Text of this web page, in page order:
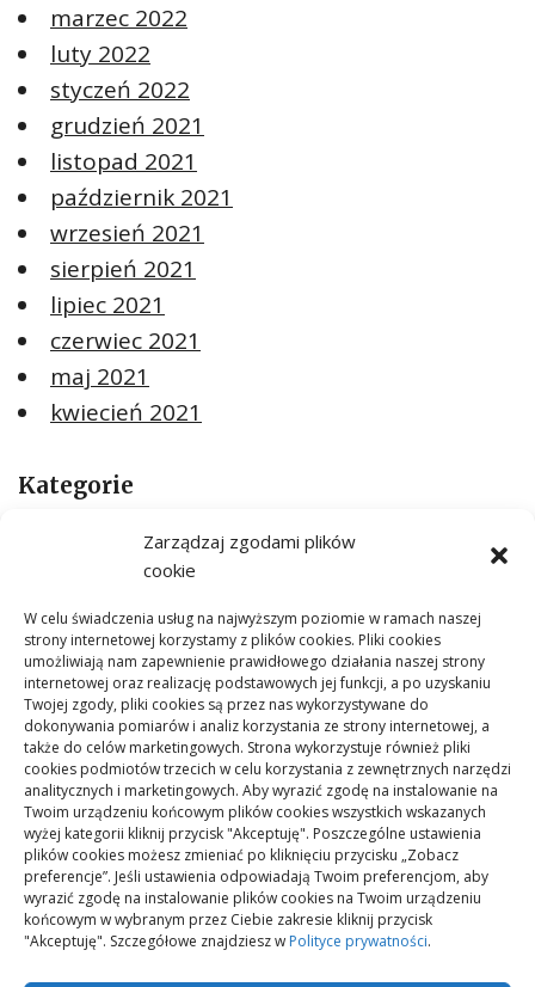
Zarządzaj zgodami plików
cookie
W celu świadczenia usług na najwyższym poziomie w ramach naszej
strony internetowej korzystamy z plików cookies. Pliki cookies
umożliwiają nam zapewnienie prawidłowego działania naszej strony
internetowej oraz realizację podstawowych jej funkcji, a po uzyskaniu
Twojej zgody, pliki cookies są przez nas wykorzystywane do
dokonywania pomiarów i analiz korzystania ze strony internetowej, a
także do celów marketingowych. Strona wykorzystuje również pliki
cookies podmiotów trzecich w celu korzystania z zewnętrznych narzędzi
analitycznych i marketingowych. Aby wyrazić zgodę na instalowanie na
Twoim urządzeniu końcowym plików cookies wszystkich wskazanych
wyżej kategorii kliknij przycisk "Akceptuję". Poszczególne ustawienia
plików cookies możesz zmieniać po kliknięciu przycisku „Zobacz
preferencje”. Jeśli ustawienia odpowiadają Twoim preferencjom, aby
wyrazić zgodę na instalowanie plików cookies na Twoim urządzeniu
końcowym w wybranym przez Ciebie zakresie kliknij przycisk
"Akceptuję". Szczegółowe znajdziesz w Polityce prywatności.
marzec 2022
luty 2022
styczeń 2022
grudzień 2021
listopad 2021
październik 2021
wrzesień 2021
sierpień 2021
lipiec 2021
czerwiec 2021
maj 2021
kwiecień 2021
Kategorie
ARTYKUŁ SPONSOROWANY
Budownictwo
Dom
Ogród
Remont
Meta
Zaloguj się
Kanał wpisów
Kanał komentarzy
WordPress.org